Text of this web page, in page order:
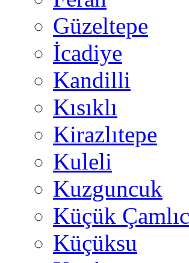
Güzeltepe
İcadiye
Kandilli
Kısıklı
Kirazlıtepe
Kuleli
Kuzguncuk
Küçük
Küçüksu